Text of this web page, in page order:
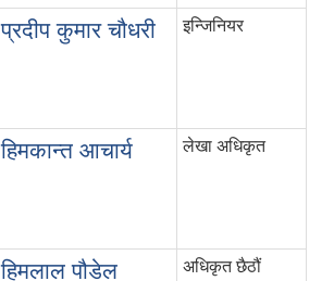
प्रदीप कुमार चौधरी इन्जिनियर
हिमकान्त आचार्य लेखा अधिकृत
हिमलाल पौडेल अधिकृत छैठौं